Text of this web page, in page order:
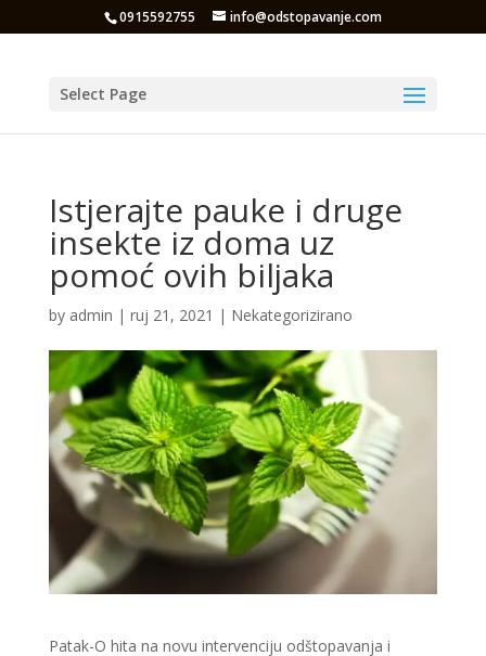
0915592755 info@odstopavanje.com
Select Page
Istjerajte pauke i druge
insekte iz doma uz
pomoć ovih biljaka
by admin | ruj 21, 2021 | Nekategorizirano
Patak-O hita na novu intervenciju odštopavanja i